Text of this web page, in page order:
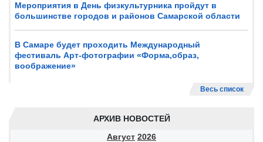
Мероприятия в День физкультурника пройдут в
большинстве городов и районов Самарской области
В Самаре будет проходить Международный
фестиваль Арт-фотографии «Форма,образ,
воображение»
Весь список
АРХИВ НОВОСТЕЙ
Август 2026